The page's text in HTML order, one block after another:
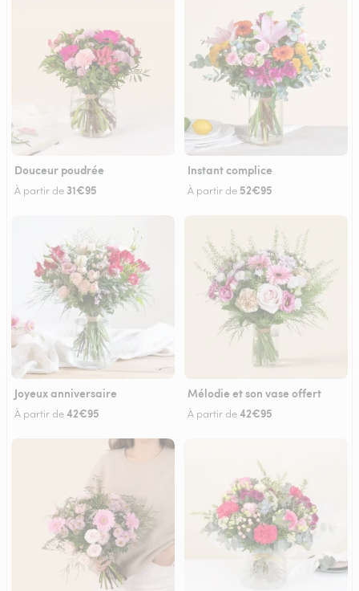
Douceur poudrée
À partir de 31€95
Instant complice
À partir de 52€95
Joyeux anniversaire
À partir de42€95
Mélodie et son vase offert
À partir de42€95